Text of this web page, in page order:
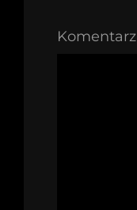
Komentarz